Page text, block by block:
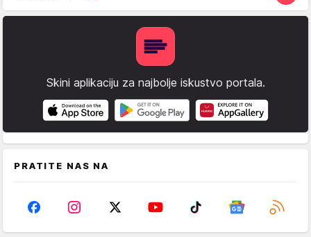
Skini aplikaciju za najbolje iskustvo portala.
PRATITE NAS NA